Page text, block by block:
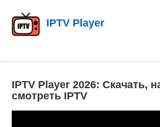
контенту
IPTV Player
IPTV Player 2026: Скачать,
смотреть IPTV